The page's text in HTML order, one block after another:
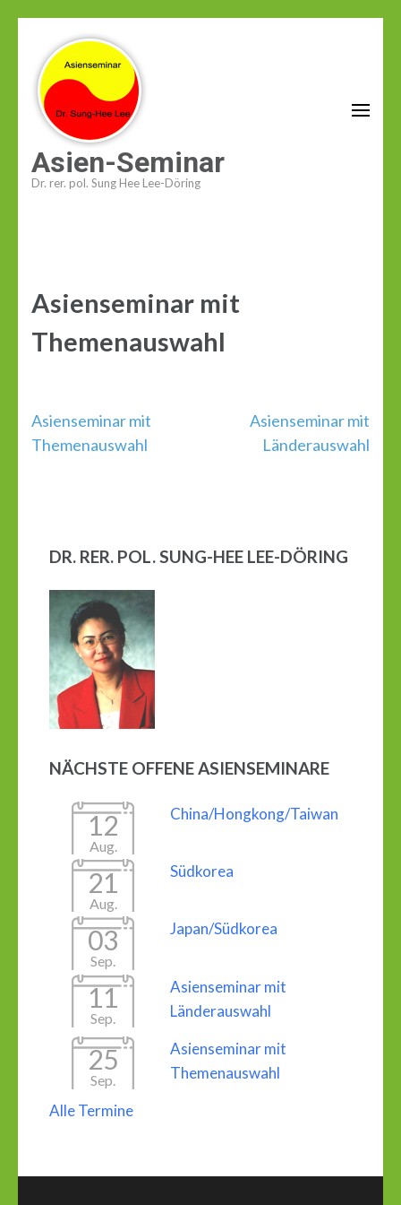
Inhalt
springen
(Enter
drücken)
Asien-Seminar
Dr. rer. pol. Sung Hee Lee-Döring
Asienseminar mit
Themenauswahl
Beitragsnavigation
Asienseminar mit
Themenauswahl
Asienseminar mit
Länderauswahl
DR. RER. POL. SUNG-HEE LEE-DÖRING
NÄCHSTE OFFENE ASIENSEMINARE
12
Aug.
China/Hongkong/Taiwan
21
Aug.
Südkorea
03
Sep.
Japan/Südkorea
11
Sep.
Asienseminar mit
Länderauswahl
25
Sep.
Asienseminar mit
Themenauswahl
Alle Termine